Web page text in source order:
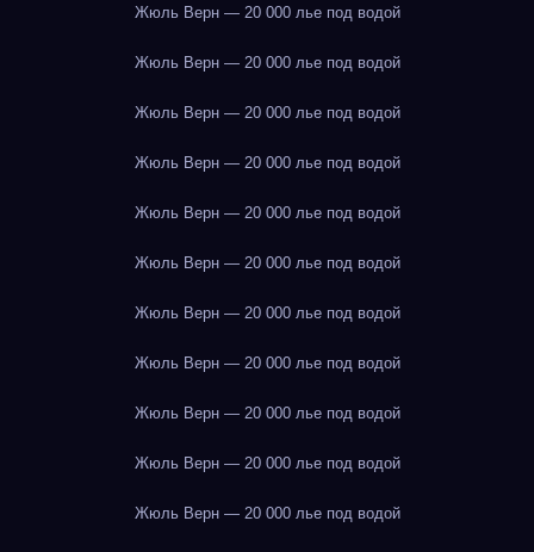
Жюль Верн — 20 000 лье под водой
Жюль Верн — 20 000 лье под водой
Жюль Верн — 20 000 лье под водой
Жюль Верн — 20 000 лье под водой
Жюль Верн — 20 000 лье под водой
Жюль Верн — 20 000 лье под водой
Жюль Верн — 20 000 лье под водой
Жюль Верн — 20 000 лье под водой
Жюль Верн — 20 000 лье под водой
Жюль Верн — 20 000 лье под водой
Жюль Верн — 20 000 лье под водой